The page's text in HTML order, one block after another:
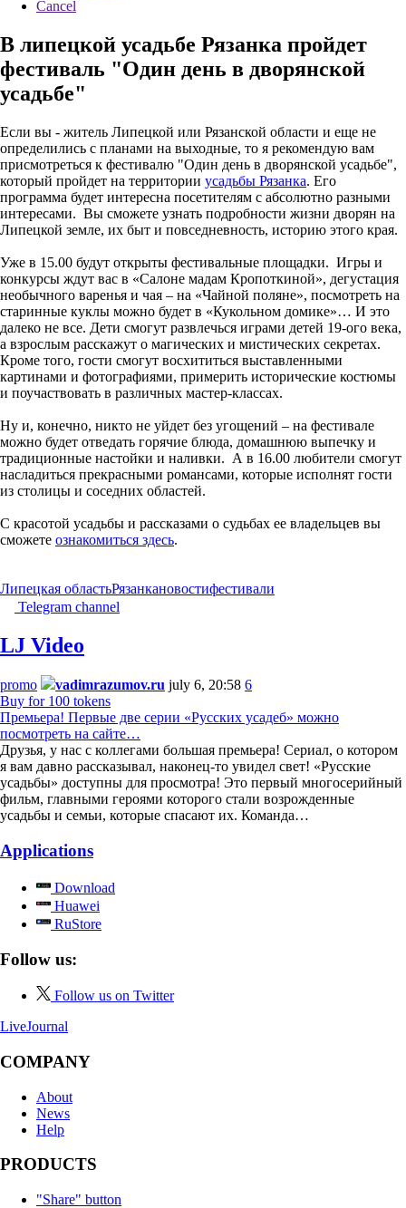
Cancel
В липецкой усадьбе Рязанка пройдет
фестиваль "Один день в дворянской
усадьбе"
Если вы - житель Липецкой или Рязанской области и еще не
определились с планами на выходные, то я рекомендую вам
присмотреться к фестивалю "Один день в дворянской усадьбе",
который пройдет на территории усадьбы Рязанка. Его
программа будет интересна посетителям с абсолютно разными
интересами. Вы сможете узнать подробности жизни дворян на
Липецкой земле, их быт и повседневность, историю этого края.
Уже в 15.00 будут открыты фестивальные площадки. Игры и
конкурсы ждут вас в «Салоне мадам Кропоткиной», дегустация
необычного варенья и чая – на «Чайной поляне», посмотреть на
старинные куклы можно будет в «Кукольном домике»… И это
далеко не все. Дети смогут развлечься играми детей 19-ого века,
а взрослым расскажут о магических и мистических секретах.
Кроме того, гости смогут восхититься выставленными
картинами и фотографиями, примерить исторические костюмы
и поучаствовать в различных мастер-классах.
Ну и, конечно, никто не уйдет без угощений – на фестивале
можно будет отведать горячие блюда, домашнюю выпечку и
традиционные настойки и наливки. А в 16.00 любители смогут
насладиться прекрасными романсами, которые исполнят гости
из столицы и соседних областей.
С красотой усадьбы и рассказами о судьбах ее владельцев вы
сможете ознакомиться здесь.
Липецкая областьРязанкановостифестивали
Telegram channel
LJ Video
promo vadimrazumov.ru july 6, 20:58 6
Buy for 100 tokens
Премьера! Первые две серии «Русских усадеб» можно
посмотреть на сайте…
Друзья, у нас с коллегами большая премьера! Сериал, о котором
я вам давно рассказывал, наконец-то увидел свет! «Русские
усадьбы» доступны для просмотра! Это первый многосерийный
фильм, главными героями которого стали возрожденные
усадьбы и семьи, которые спасают их. Команда…
Applications
Download
Huawei
RuStore
Follow us:
Follow us on Twitter
LiveJournal
COMPANY
About
News
Help
PRODUCTS
"Share" button